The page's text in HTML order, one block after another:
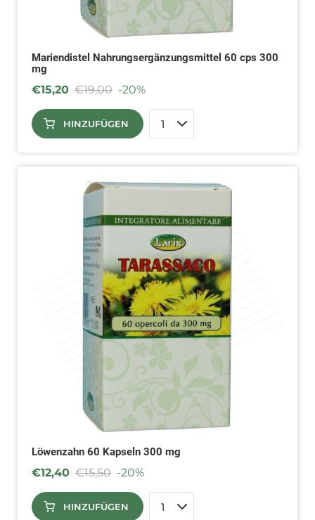
Mariendistel Nahrungsergänzungsmittel 60 cps 300
mg
€15,20 €19,00 -20%
HINZUFÜGEN
Löwenzahn 60 Kapseln 300 mg
€12,40 €15,50 -20%
HINZUFÜGEN